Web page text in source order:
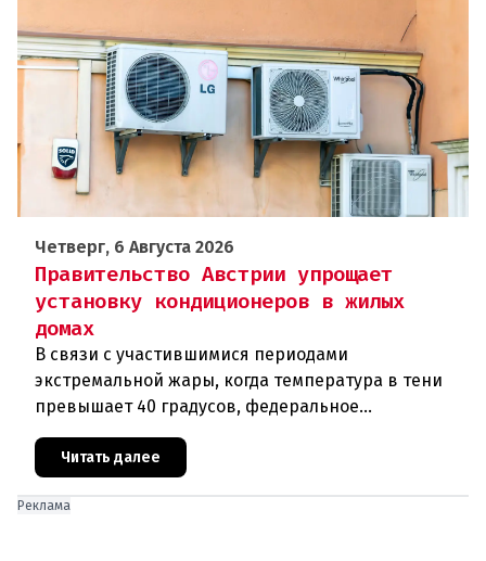
Четверг, 6 Августа 2026
Правительство Австрии упрощает
установку кондиционеров в жилых
домах
В связи с участившимися периодами
экстремальной жары, когда температура в тени
превышает 40 градусов, федеральное
проблемы перегрева жилых помещений. В среду н
Читать далее
Реклама